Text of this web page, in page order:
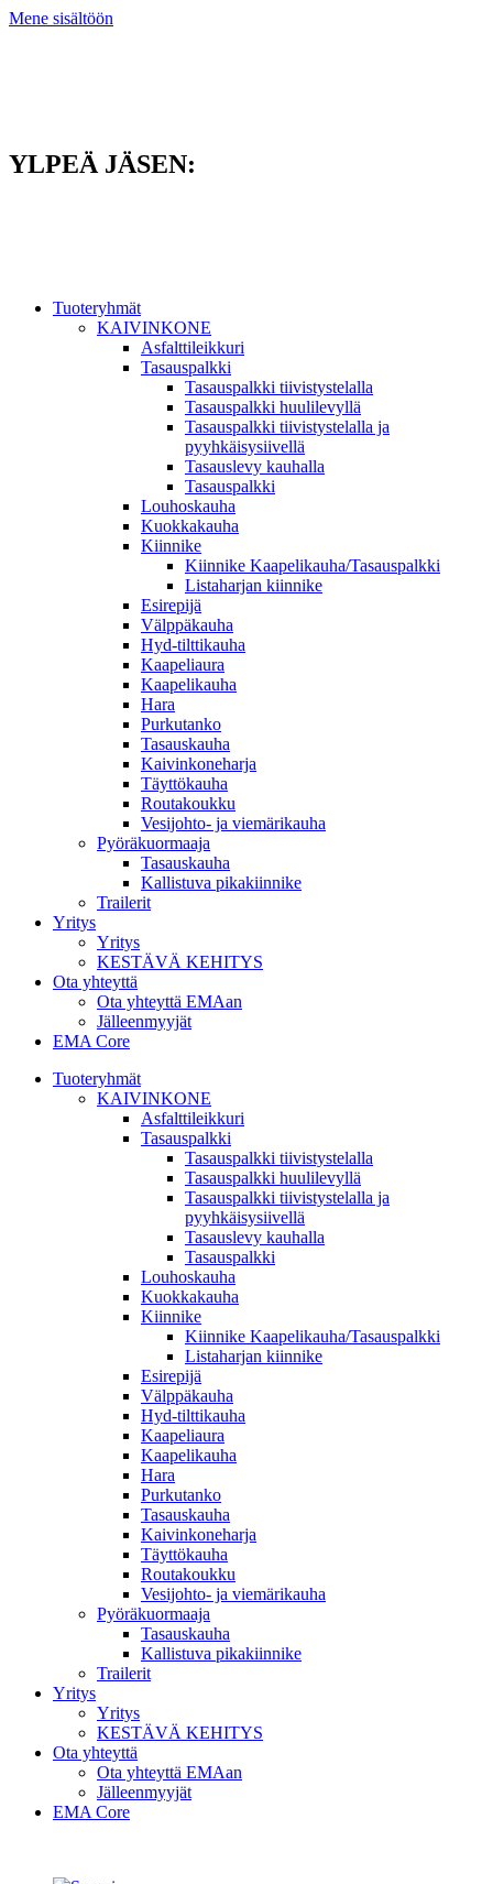
Mene sisältöön
YLPEÄ JÄSEN:
Tuoteryhmät
KAIVINKONE
Asfalttileikkuri
Tasauspalkki
Tasauspalkki tiivistystelalla
Tasauspalkki huulilevyllä
Tasauspalkki tiivistystelalla ja
pyyhkäisysiivellä
Tasauslevy kauhalla
Tasauspalkki
Louhoskauha
Kuokkakauha
Kiinnike
Kiinnike Kaapelikauha/Tasauspalkki
Listaharjan kiinnike
Esirepijä
Välppäkauha
Hyd-tilttikauha
Kaapeliaura
Kaapelikauha
Hara
Purkutanko
Tasauskauha
Kaivinkoneharja
Täyttökauha
Routakoukku
Vesijohto- ja viemärikauha
Pyöräkuormaaja
Tasauskauha
Kallistuva pikakiinnike
Trailerit
Yritys
Yritys
KESTÄVÄ KEHITYS
Ota yhteyttä
Ota yhteyttä EMAan
Jälleenmyyjät
EMA Core
Tuoteryhmät
KAIVINKONE
Asfalttileikkuri
Tasauspalkki
Tasauspalkki tiivistystelalla
Tasauspalkki huulilevyllä
Tasauspalkki tiivistystelalla ja
pyyhkäisysiivellä
Tasauslevy kauhalla
Tasauspalkki
Louhoskauha
Kuokkakauha
Kiinnike
Kiinnike Kaapelikauha/Tasauspalkki
Listaharjan kiinnike
Esirepijä
Välppäkauha
Hyd-tilttikauha
Kaapeliaura
Kaapelikauha
Hara
Purkutanko
Tasauskauha
Kaivinkoneharja
Täyttökauha
Routakoukku
Vesijohto- ja viemärikauha
Pyöräkuormaaja
Tasauskauha
Kallistuva pikakiinnike
Trailerit
Yritys
Yritys
KESTÄVÄ KEHITYS
Ota yhteyttä
Ota yhteyttä EMAan
Jälleenmyyjät
EMA Core